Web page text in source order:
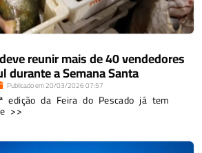
reunir mais de 40 vendedores
durante a Semana Santa
Publicado em20/03/202607:57
da Feira do Pescado já tem
>>